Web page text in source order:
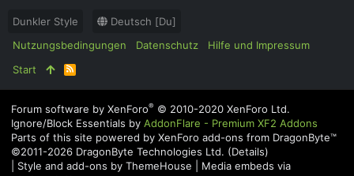
Dunkler Style
Deutsch [Du]
Nutzungsbedingungen
Datenschutz
Hilfe und Impressum
Start
R
S
Forum software by XenForo® © 2010-2020 XenForo Ltd.
Ignore/Block Essentials by AddonFlare - Premium XF2 Addons
Parts of this site powered by XenForo add-ons from DragonByte™
©2011-2026 DragonByte Technologies Ltd. (Details)
Style and add-ons by ThemeHouse
Media embeds via